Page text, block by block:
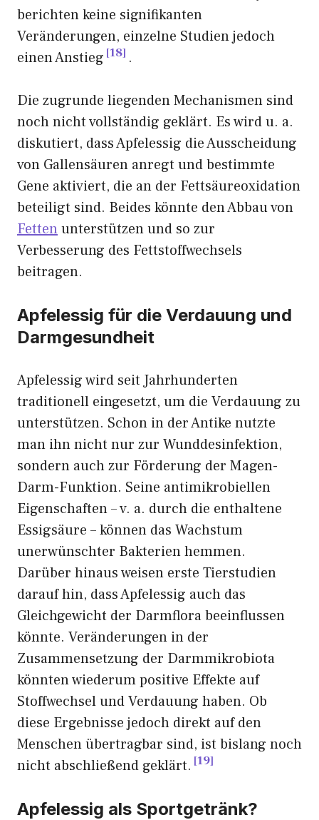
berichten keine signifikanten
Veränderungen, einzelne Studien jedoch
einen Anstieg 18 .
Die zugrunde liegenden Mechanismen sind
noch nicht vollständig geklärt. Es wird u. a.
diskutiert, dass Apfelessig die Ausscheidung
von Gallensäuren anregt und bestimmte
Gene aktiviert, die an der Fettsäureoxidation
beteiligt sind. Beides könnte den Abbau von
Fettenunterstützen und so zur
Verbesserung des Fettstoffwechsels
beitragen.
Apfelessig für die Verdauung und
Darmgesundheit
Apfelessig wird seit Jahrhunderten
traditionell eingesetzt, um die Verdauung zu
unterstützen. Schon in der Antike nutzte
man ihn nicht nur zur Wunddesinfektion,
sondern auch zur Förderung der Magen-
Darm-Funktion. Seine antimikrobiellen
Eigenschaften – v. a. durch die enthaltene
Essigsäure – können das Wachstum
unerwünschter Bakterien hemmen.
Darüber hinaus weisen erste Tierstudien
darauf hin, dass Apfelessig auch das
Gleichgewicht der Darmflora beeinflussen
könnte. Veränderungen in der
Zusammensetzung der Darmmikrobiota
könnten wiederum positive Effekte auf
Stoffwechsel und Verdauung haben. Ob
diese Ergebnisse jedoch direkt auf den
Menschen übertragbar sind, ist bislang noch
nicht abschließend geklärt. 19
Apfelessig als Sportgetränk?